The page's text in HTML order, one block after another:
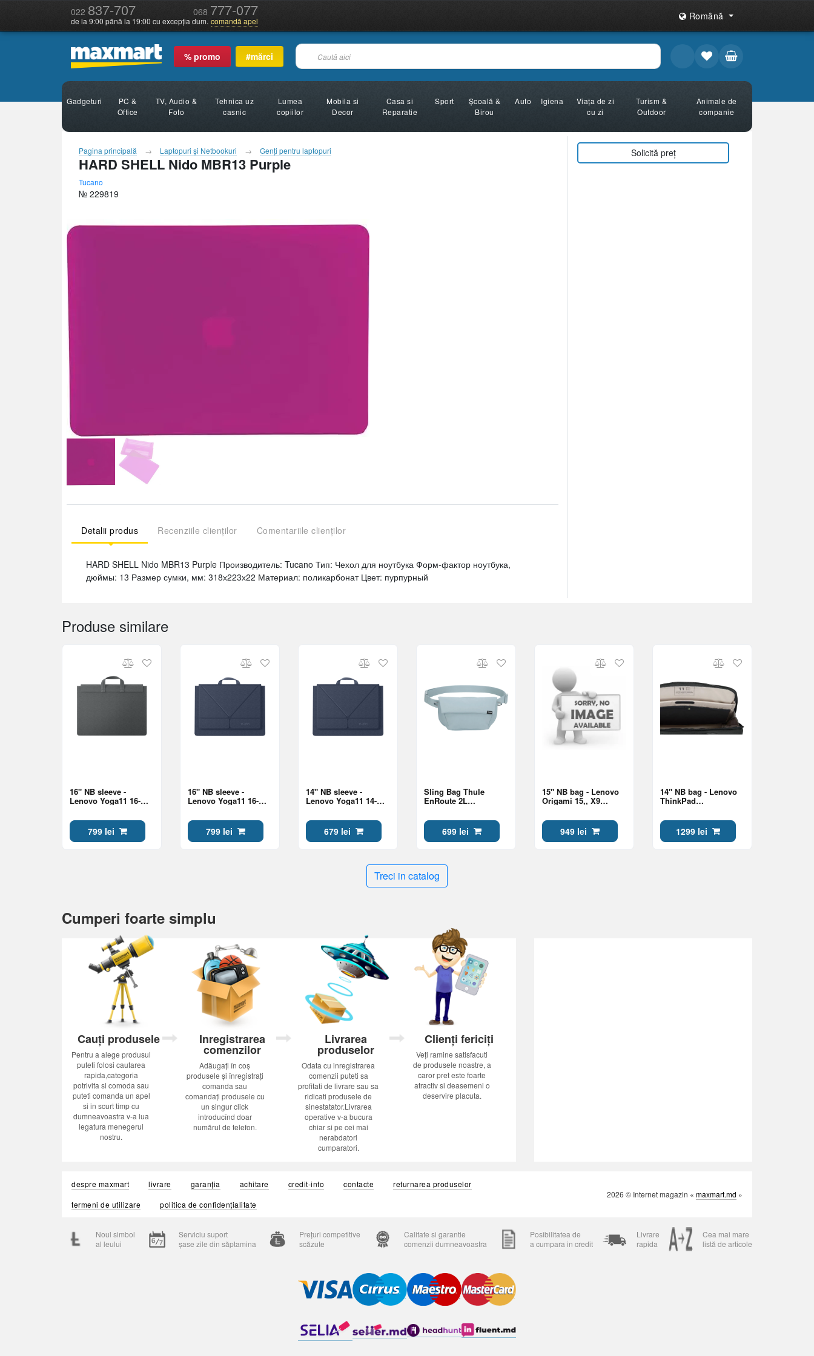
022 837-707 068 777-077
de la 9:00 până la 19:00 cu excepția dum. comandă apel Română
% promo #mărci
Gadgeturi
PC &
Office
TV, Audio &
Foto
Tehnica uz
casnic
Lumea
copiilor
Mobila si
Decor
Casa si
Reparatie
Sport
Şcoală &
Birou
Auto Igiena
Viața de zi
cu zi
Turism &
Outdoor
Animale de
companie
Pagina principală Laptopuri şi Netbookuri Genţi pentru laptopuri
HARD SHELL Nido MBR13 Purple
Tucano
№ 229819
Detalii produs Recenziile clienților Comentariile clienților
HARD SHELL Nido MBR13 Purple Производитель: Tucano Тип: Чехол для ноутбука Форм-фактор ноутбука,
дюймы: 13 Размер сумки, мм: 318х223х22 Материал: поликарбонат Цвет: пурпурный
Solicită preț
Produse similare
16" NB sleeve -
Lenovo Yoga11 16-
799 lei
16" NB sleeve -
Lenovo Yoga11 16-
799 lei
14" NB sleeve -
Lenovo Yoga11 14-
679 lei
Sling Bag Thule
EnRoute 2L
Soft Blue/Darkest Blue
699 lei
15" NB bag - Lenovo
Origami 15,, X9
949 lei
14" NB bag - Lenovo
ThinkPad
Topload Gen 2
1299 lei
Treci in catalog
Cumperi foarte simplu
Cauți produsele
Pentru a alege produsul
puteti folosi cautarea
rapida,categoria
potrivita si comoda sau
puteti comanda un apel
si in scurt timp cu
dumneavoastra v-a lua
legatura menegerul
nostru.
Inregistrarea
comenzilor
Adăugați în coș
produsele și înregistrați
comanda sau
comandați produsele cu
un singur click
introducînd doar
numărul de telefon.
Livrarea
produselor
Odata cu inregistrarea
comenzii puteti sa
profitati de livrare sau sa
ridicati produsele de
sinestatator.Livrarea
operative v-a bucura
chiar si pe cei mai
nerabdatori
cumparatori.
Clienți fericiți
Veți ramine satisfacuti
de produsele noastre, a
caror pret este foarte
atractiv si deasemeni o
deservire placuta.
despre maxmart livrare garanția achitare credit-info contacte
returnarea produselor
termeni de utilizare
politica de confidențialitate
2026 © Internet magazin « maxmart.md »
Noul simbol
al leului
Serviciu suport
șase zile din săptamina
Prețuri competitive
scăzute
Calitate si garantie
comenzii dumneavoastra
Posibilitatea de
a cumpara in credit
Livrare
rapida
Cea mai mare
listă de articole